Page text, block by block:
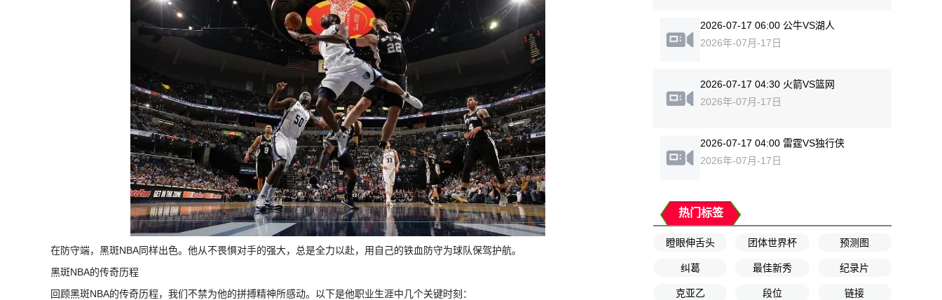
在防守端，黑斑NBA同样出色。他从不畏惧对手的强大，总是全力以赴，用自己的铁血防守为球队保驾护航。
黑斑NBA的传奇历程
回顾黑斑NBA的传奇历程，我们不禁为他的拼搏精神所感动。以下是他职业生涯中几个关键时刻：
2026-07-17 06:00 公牛VS湖人
2026年-07月-17日
2026-07-17 04:30 火箭VS篮网
2026年-07月-17日
2026-07-17 04:00 雷霆VS独行侠
2026年-07月-17日
热门标签
瞪眼伸舌头 团体世界杯 预测图
纠葛 最佳新秀 纪录片
克亚乙 段位 链接